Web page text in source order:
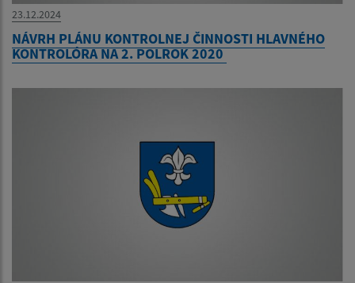
23.12.2024
NÁVRH PLÁNU KONTROLNEJ ČINNOSTI HLAVNÉHO
KONTROLÓRA NA 2. POLROK 2020